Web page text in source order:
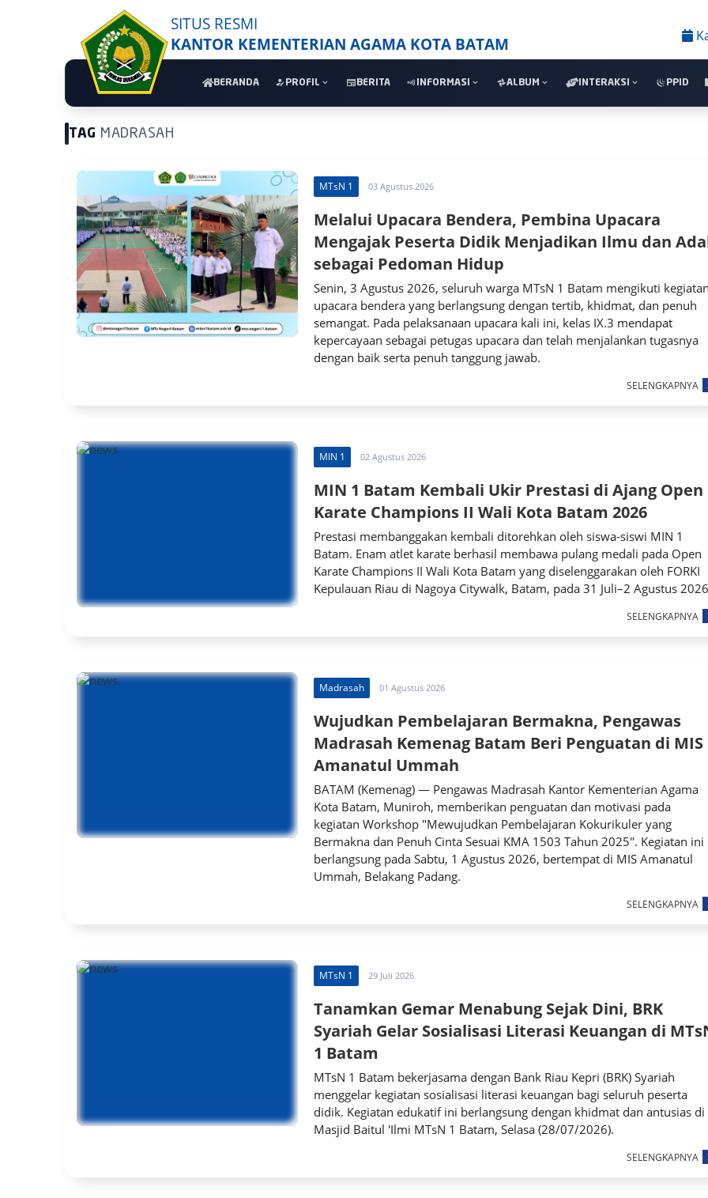
SITUS RESMI
KANTOR KEMENTERIAN AGAMA KOTA BATAM
BERANDA PROFIL BERITA INFORMASI ALBUM INTERAKSI PPID
TAG MADRASAH
MTsN 1 03 Agustus 2026
Melalui Upacara Bendera, Pembina Upacara
Mengajak Peserta Didik Menjadikan Ilmu dan
sebagai Pedoman Hidup
Senin, 3 Agustus 2026, seluruh warga MTsN 1 Batam mengikuti
upacara bendera yang berlangsung dengan tertib, khidmat, dan penuh
semangat. Pada pelaksanaan upacara kali ini, kelas IX.3 mendapat
kepercayaan sebagai petugas upacara dan telah menjalankan tugasnya
dengan baik serta penuh tanggung jawab.
SELENGKAPNYA
MIN 1 02 Agustus 2026
MIN 1 Batam Kembali Ukir Prestasi di Ajang Open
Karate Champions II Wali Kota Batam 2026
Prestasi membanggakan kembali ditorehkan oleh siswa-siswi MIN 1
Batam. Enam atlet karate berhasil membawa pulang medali pada Open
Karate Champions II Wali Kota Batam yang diselenggarakan oleh FORKI
Kepulauan Riau di Nagoya Citywalk, Batam, pada 31 Juli–2 Agustus
SELENGKAPNYA
Madrasah 01 Agustus 2026
Wujudkan Pembelajaran Bermakna, Pengawas
Madrasah Kemenag Batam Beri Penguatan di MIS
Amanatul Ummah
BATAM (Kemenag) — Pengawas Madrasah Kantor Kementerian Agama
Kota Batam, Muniroh, memberikan penguatan dan motivasi pada
kegiatan Workshop "Mewujudkan Pembelajaran Kokurikuler yang
Bermakna dan Penuh Cinta Sesuai KMA 1503 Tahun 2025". Kegiatan ini
berlangsung pada Sabtu, 1 Agustus 2026, bertempat di MIS Amanatul
Ummah, Belakang Padang.
SELENGKAPNYA
MTsN 1 29 Juli 2026
Tanamkan Gemar Menabung Sejak Dini, BRK
Syariah Gelar Sosialisasi Literasi Keuangan di
1 Batam
MTsN 1 Batam bekerjasama dengan Bank Riau Kepri (BRK) Syariah
menggelar kegiatan sosialisasi literasi keuangan bagi seluruh peserta
didik. Kegiatan edukatif ini berlangsung dengan khidmat dan antusias di
Masjid Baitul 'Ilmi MTsN 1 Batam, Selasa (28/07/2026).
SELENGKAPNYA